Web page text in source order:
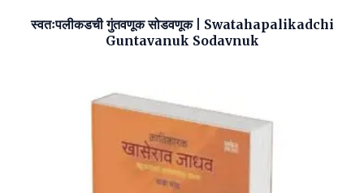
स्वतःपलीकडची गुंतवणूक सोडवणूक | Swatahapalikadchi
Guntavanuk Sodavnuk